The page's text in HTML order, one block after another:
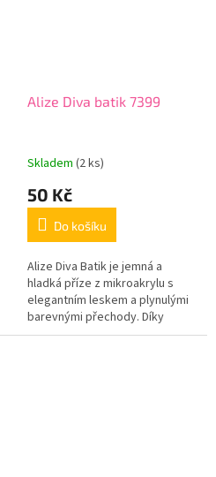
Alize Diva batik 7399
Skladem (2 ks)
50 Kč
Do košíku
Alize Diva Batik je jemná a
hladká příze z mikroakrylu s
elegantním leskem a plynulými
barevnými přechody. Díky
batikovému efektu vznikají